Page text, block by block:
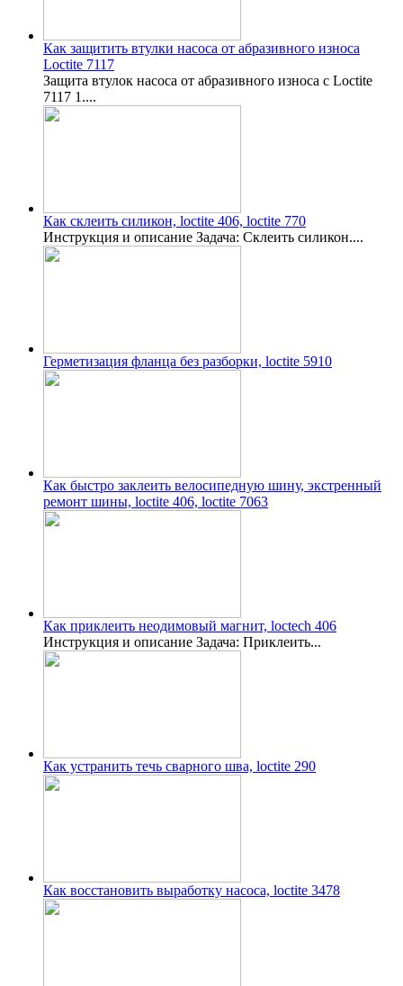
Как защитить втулки насоса от абразивного износа
Loctite 7117
Защита втулок насоса от абразивного износа с Loctite
7117 1....
Как склеить силикон, loctite 406, loctite 770
Инструкция и описание Задача: Склеить силикон....
Герметизация фланца без разборки, loctite 5910
Как быстро заклеить велосипедную шину, экстренный
ремонт шины, loctite 406, loctite 7063
Как приклеить неодимовый магнит, loctech 406
Инструкция и описание Задача: Приклеить...
Как устранить течь сварного шва, loctite 290
Как восстановить выработку насоса, loctite 3478